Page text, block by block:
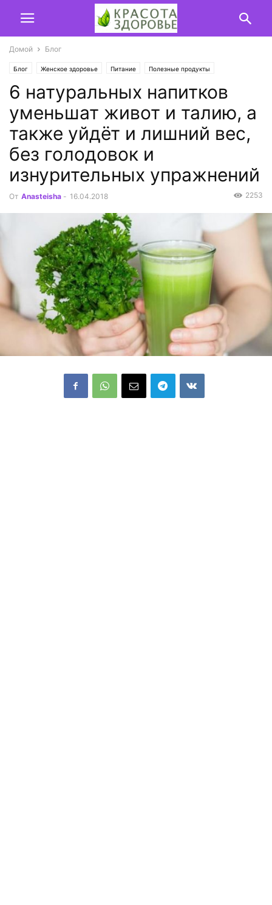
Домой Блог
Блог Женское здоровье Питание Полезные продукты
6 натуральных напитков
уменьшат живот и талию, а
также уйдёт и лишний вес,
без голодовок и
изнурительных упражнений
От Anasteisha - 16.04.2018 2253